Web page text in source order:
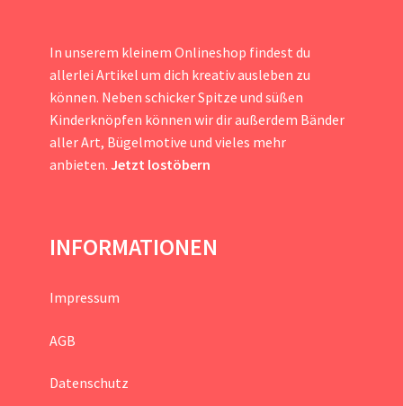
In unserem kleinem Onlineshop findest du
allerlei Artikel um dich kreativ ausleben zu
können. Neben schicker Spitze und süßen
Kinderknöpfen können wir dir außerdem Bänder
aller Art, Bügelmotive und vieles mehr
anbieten. Jetzt lostöbern
INFORMATIONEN
Impressum
AGB
Datenschutz